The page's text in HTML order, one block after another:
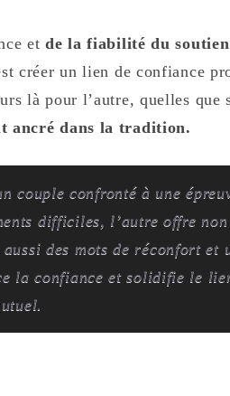
et de la fiabilité du
créer un lien de confiance
là pour l’autre, quelles que
ancré dans la tradition.
couple confronté à une
difficiles, l’autre offre non
des mots de réconfort et
la confiance et solidifie le